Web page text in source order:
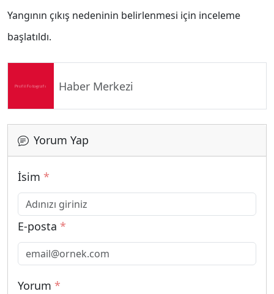
Yangının çıkış nedeninin belirlenmesi için inceleme
başlatıldı.
Haber Merkezi
Yorum Yap
İsim *
E-posta *
Yorum *